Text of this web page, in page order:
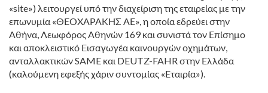
«site») λειτουργεί υπό την διαχείριση της εταιρείας με την
επωνυμία «ΘΕΟΧΑΡΑΚΗΣ ΑΕ», η οποία εδρεύει στην
Αθήνα, Λεωφόρος Αθηνών 169 και συνιστά τον Επίσημο
και αποκλειστικό Εισαγωγέα καινουργών οχημάτων,
ανταλλακτικών SAME και DEUTZ-FAHR στην Ελλάδα
(καλούμενη εφεξής χάριν συντομίας «Εταιρία»).